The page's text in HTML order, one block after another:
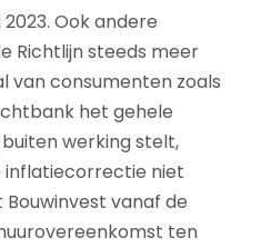
Ook andere
Richtlijn steeds meer
van consumenten zoals
het gehele
werking stelt,
inflatiecorrectie niet
vanaf de
ten